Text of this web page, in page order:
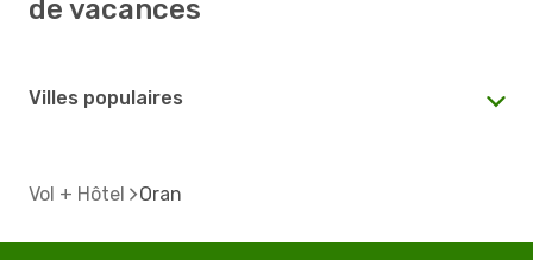
de vacances
Villes populaires
Vol + Hôtel Oran